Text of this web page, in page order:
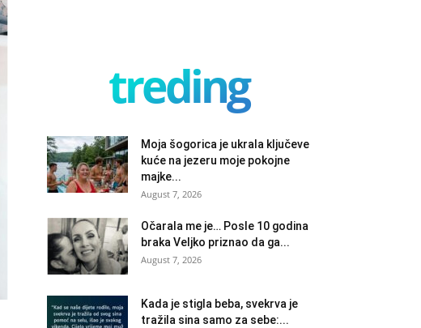
treding
Moja šogorica je ukrala ključeve
kuće na jezeru moje pokojne
majke...
August 7, 2026
Očarala me je… Posle 10 godina
braka Veljko priznao da ga...
August 7, 2026
Kada je stigla beba, svekrva je
tražila sina samo za sebe:...